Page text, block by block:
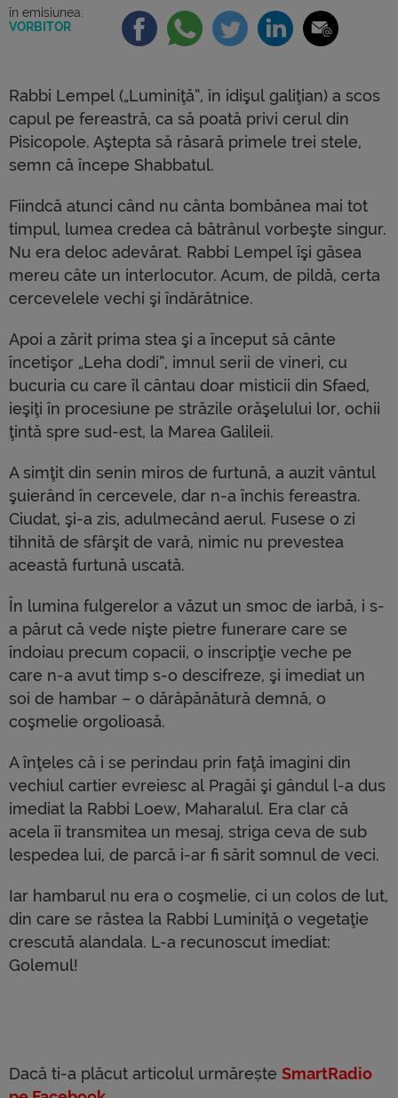
Rabbi Lempel îşi găsea mereu câte un interlocutor.
[…]
în emisiunea:
VORBITOR
Rabbi Lempel („Luminiţă”, în idişul galiţian) a scos
capul pe fereastră, ca să poată privi cerul din
Pisicopole. Aştepta să răsară primele trei stele,
semn că începe Shabbatul.
Fiindcă atunci când nu cânta bombănea mai tot
timpul, lumea credea că bătrânul vorbeşte singur.
Nu era deloc adevărat. Rabbi Lempel îşi găsea
mereu câte un interlocutor. Acum, de pildă, certa
cercevelele vechi şi îndărătnice.
Apoi a zărit prima stea şi a început să cânte
încetişor „Leha dodi”, imnul serii de vineri, cu
bucuria cu care îl cântau doar misticii din Sfaed,
ieşiţi în procesiune pe străzile orăşelului lor, ochii
ţintă spre sud-est, la Marea Galileii.
A simţit din senin miros de furtună, a auzit vântul
şuierând în cercevele, dar n-a închis fereastra.
Ciudat, şi-a zis, adulmecând aerul. Fusese o zi
tihnită de sfârşit de vară, nimic nu prevestea
această furtună uscată.
În lumina fulgerelor a văzut un smoc de iarbă, i s-
a părut că vede nişte pietre funerare care se
îndoiau precum copacii, o inscripţie veche pe
care n-a avut timp s-o descifreze, şi imediat un
soi de hambar – o dărăpănătură demnă, o
coşmelie orgolioasă.
A înţeles că i se perindau prin faţă imagini din
vechiul cartier evreiesc al Pragăi şi gândul l-a dus
imediat la Rabbi Loew, Maharalul. Era clar că
acela îi transmitea un mesaj, striga ceva de sub
lespedea lui, de parcă i-ar fi sărit somnul de veci.
Iar hambarul nu era o coşmelie, ci un colos de lut,
din care se răstea la Rabbi Luminiţă o vegetaţie
crescută alandala. L-a recunoscut imediat:
Golemul!
Dacă ti-a plăcut articolul urmărește SmartRadio